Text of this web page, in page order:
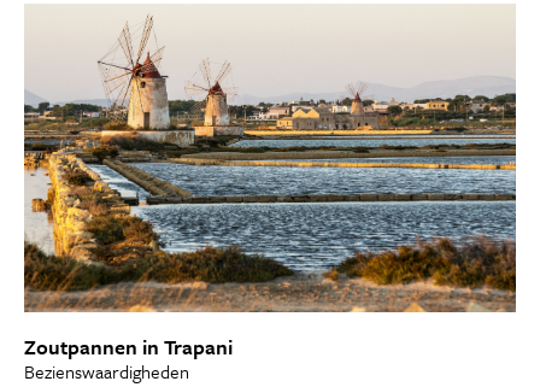
Zoutpannen in Trapani
Bezienswaardigheden